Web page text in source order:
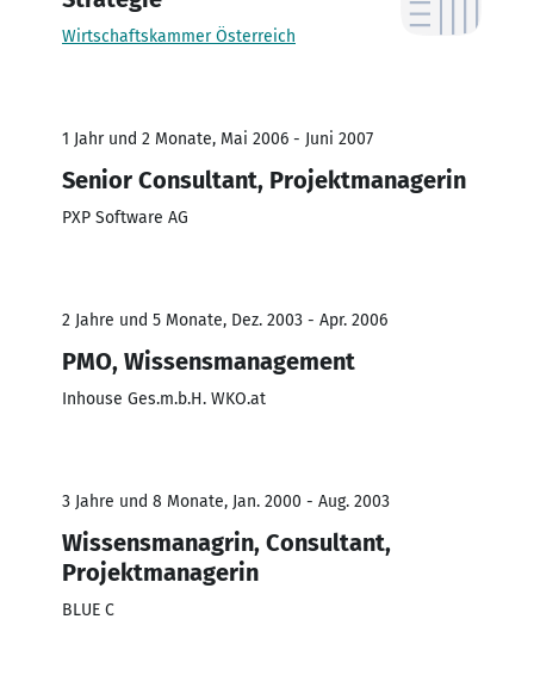
Wirtschaftskammer Österreich
1 Jahr und 2 Monate, Mai 2006 - Juni 2007
Senior Consultant, Projektmanagerin
PXP Software AG
2 Jahre und 5 Monate, Dez. 2003 - Apr. 2006
PMO, Wissensmanagement
Inhouse Ges.m.b.H. WKO.at
3 Jahre und 8 Monate, Jan. 2000 - Aug. 2003
Wissensmanagrin, Consultant,
Projektmanagerin
BLUE C